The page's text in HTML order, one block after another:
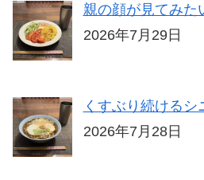
親の顔が見てみた
2026年7月29日
くすぶり続けるシ
2026年7月28日